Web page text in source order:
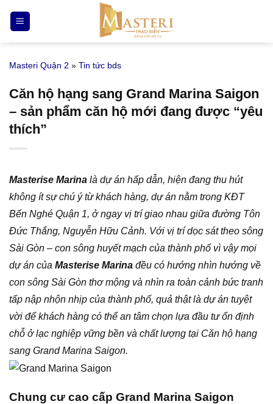
qua
nội
Masteri Quận 2 » Tin tức bds
Căn hộ hạng sang Grand Marina Saigon
– sản phẩm căn hộ mới đang được “yêu
thích”
Masterise Marina là dự án hấp dẫn, hiện đang thu hút
không ít sự chú ý từ khách hàng, dự án nằm trong KĐT
Bến Nghé Quận 1, ở ngay vị trí giao nhau giữa đường Tôn
Đức Thắng, Nguyễn Hữu Cảnh. Với vị trí dọc sát theo sông
Sài Gòn – con sông huyết mạch của thành phố vì vậy mọi
dự án của Masterise Marina đều có hướng nhìn hướng về
con sông Sài Gòn thơ mộng và nhìn ra toàn cảnh bức tranh
tấp nập nhộn nhịp của thành phố, quả thật là dự án tuyệt
vời để khách hàng có thể an tâm chọn lựa đầu tư ổn định
chỗ ở lạc nghiệp vững bền và chất lượng tại Căn hộ hạng
sang Grand Marina Saigon.
Chung cư cao cấp Grand Marina Saigon